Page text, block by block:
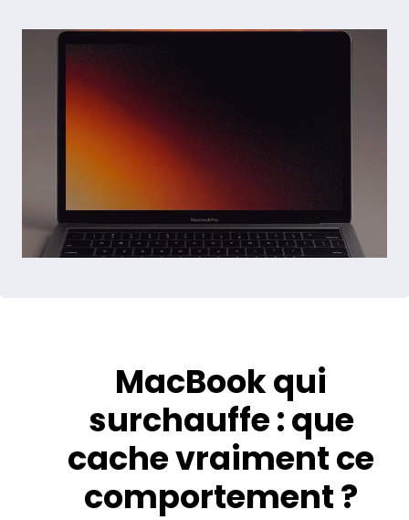
MacBook qui
surchauffe : que
cache vraiment ce
comportement ?